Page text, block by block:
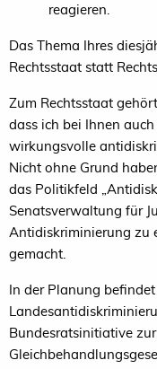
reagieren.
Das Thema Ihres
Rechtsstaat statt
Zum Rechtsstaat
dass ich bei Ihnen
wirkungsvolle
Nicht ohne Grund
das Politikfeld
Senatsverwaltung für
Antidiskriminierung zu
gemacht.
In der Planung
Bundesratsinitiative